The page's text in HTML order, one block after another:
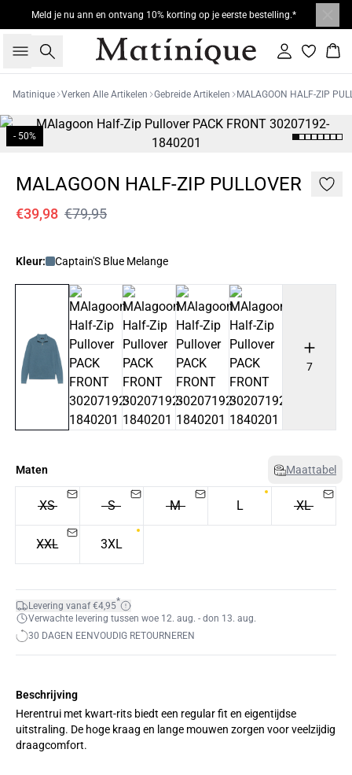
Meld je nu ann en ontvang 10% korting op je eerste bestelling.*
Zoeken Inloggen
Matinique Verken Alle Artikelen Gebreide Artikelen MALAGOON HALF-ZIP
- 50%
MALAGOON HALF-ZIP PULLOVER
€39,98 €79,95
Kleur: Captain'S Blue Melange
7
Maten Maattabel
XS S M L XL
XXL 3XL
Levering vanaf €4,95*
Verwachte levering tussen woe 12. aug. - don 13. aug.
30 DAGEN EENVOUDIG RETOURNEREN
Beschrijving
Herentrui met kwart-rits biedt een regular fit en eigentijdse
uitstraling. De hoge kraag en lange mouwen zorgen voor veelzijdig
draagcomfort.